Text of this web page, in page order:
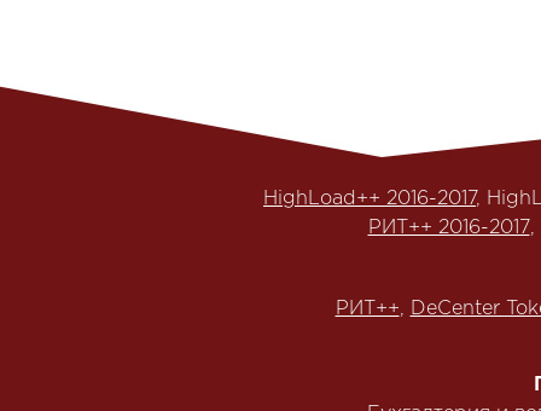
HighLoad++ 2016-2017,
РИТ++ 2016-2017,
РИТ++, DeCenter